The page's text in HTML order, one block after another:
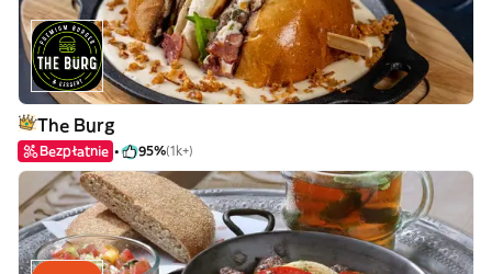
The Burg
Bezpłatnie 95%(1k+)